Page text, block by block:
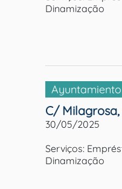
Dinamização
Ayuntamiento
C/ Milagrosa,
30/05/2025
Serviços:
Dinamização